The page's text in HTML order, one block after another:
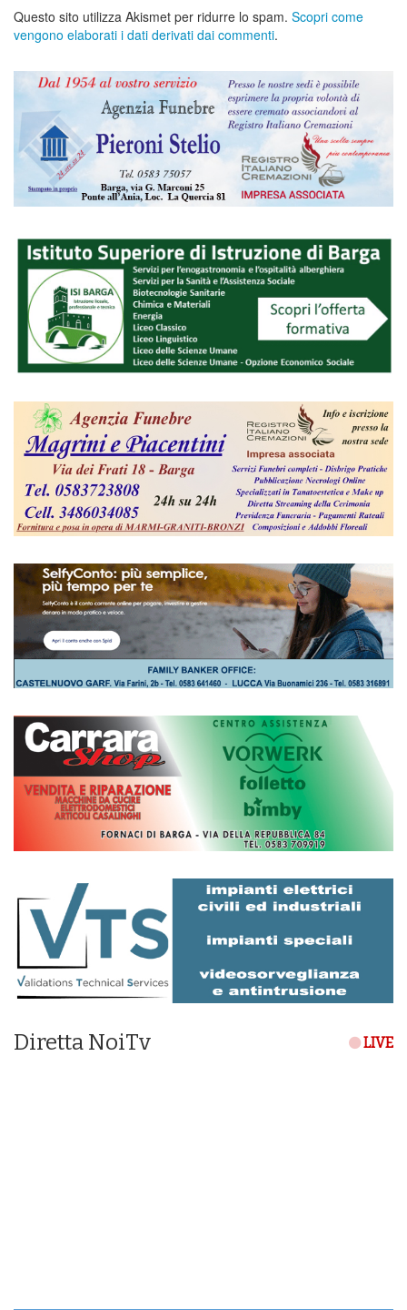
Questo sito utilizza Akismet per ridurre lo spam. Scopri come
vengono elaborati i dati derivati dai commenti.
Diretta NoiTv LIVE